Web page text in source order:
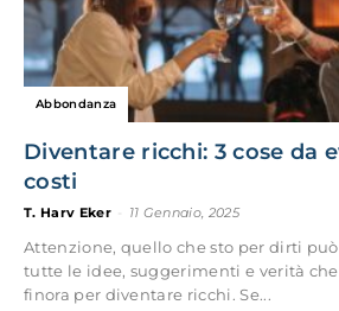
Abbondanza
Diventare ricchi: 3 cose da
costi
T. Harv Eker 11 Gennaio, 2025
Attenzione, quello che sto per dirti
tutte le idee, suggerimenti e verità
finora per diventare ricchi. Se...